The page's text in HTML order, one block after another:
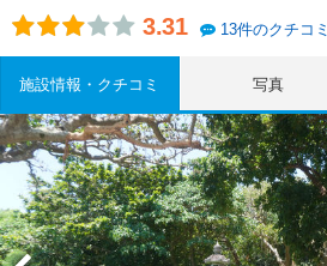
3.31 13件のクチコミ
施設情報・クチコミ 写真